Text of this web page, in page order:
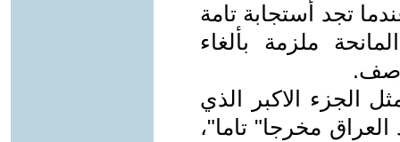
تجد أستجابة تامة
ملزمة بألغاء
الجزء الاكبر الذي
مخرجا" تاما"،